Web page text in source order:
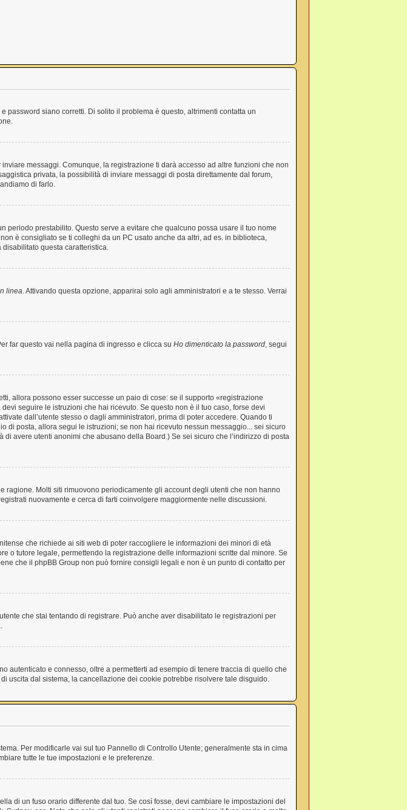
password siano corretti. Di solito il problema è questo, altrimenti contatta un
messaggi. Comunque, la registrazione ti darà accesso ad altre funzioni che non
privata, la possibilità di inviare messaggi di posta direttamente dal forum,
di farlo.
periodo prestabilito. Questo serve a evitare che qualcuno possa usare il tuo nome
è consigliato se ti colleghi da un PC usato anche da altri, ad es. in biblioteca,
disabilitato questa caratteristica.
linea. Attivando questa opzione, apparirai solo agli amministratori e a te stesso. Verrai
far questo vai nella pagina di ingresso e clicca su Ho dimenticato la password, segui
allora possono esser successe un paio di cose: se il supporto «registrazione
seguire le istruzioni che hai ricevuto. Se questo non è il tuo caso, forse devi
dall’utente stesso o dagli amministratori, prima di poter accedere. Quando ti
di posta, allora segui le istruzioni; se non hai ricevuto nessun messaggio... sei sicuro
avere utenti anonimi che abusano della Board.) Se sei sicuro che l’indirizzo di posta
ragione. Molti siti rimuovono periodicamente gli account degli utenti che non hanno
nuovamente e cerca di farti coinvolgere maggiormente nelle discussioni.
che richiede ai siti web di poter raccogliere le informazioni dei minori di età
o tutore legale, permettendo la registrazione delle informazioni scritte dal minore. Se
che il phpBB Group non può fornire consigli legali e non è un punto di contatto per
che stai tentando di registrare. Può anche aver disabilitato le registrazioni per
autenticato e connesso, oltre a permetterti ad esempio di tenere traccia di quello che
uscita dal sistema, la cancellazione dei cookie potrebbe risolvere tale disguido.
Per modificarle vai sul tuo Pannello di Controllo Utente; generalmente sta in cima
tutte le tue impostazioni e le preferenze.
di un fuso orario differente dal tuo. Se così fosse, devi cambiare le impostazioni del